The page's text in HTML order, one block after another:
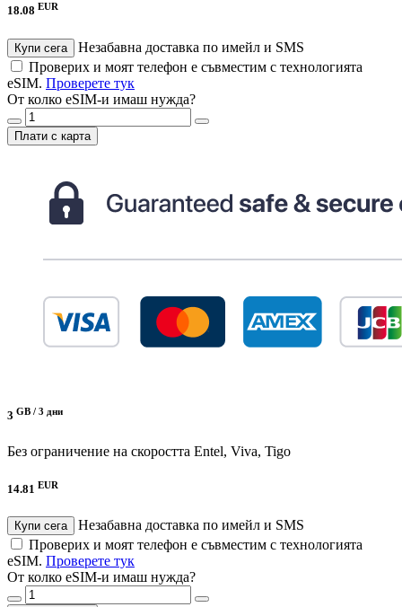
18.08 EUR
Купи сега
Незабавна доставка по имейл и SMS
Проверих и моят телефон е съвместим с технологията
eSIM. Проверете тук
От колко eSIM-и имаш нужда?
Плати с карта
3 GB / 3 дни
Без ограничение на скоростта Entel, Viva, Tigo
14.81 EUR
Купи сега
Незабавна доставка по имейл и SMS
Проверих и моят телефон е съвместим с технологията
eSIM. Проверете тук
От колко eSIM-и имаш нужда?